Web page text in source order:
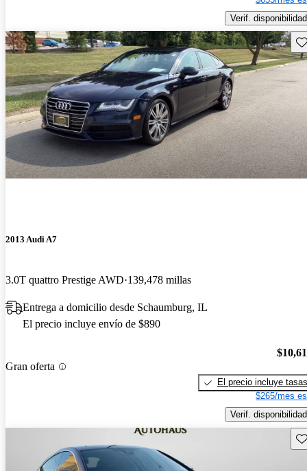
Verif. disponibilidad
2013 Audi A7
3.0T quattro Prestige AWD 139,478 millas
Entrega a domicilio desde Schaumburg, IL
El precio incluye envío de $890
Gran oferta
El precio incluye tasas
$265/mes
Verif. disponibilidad